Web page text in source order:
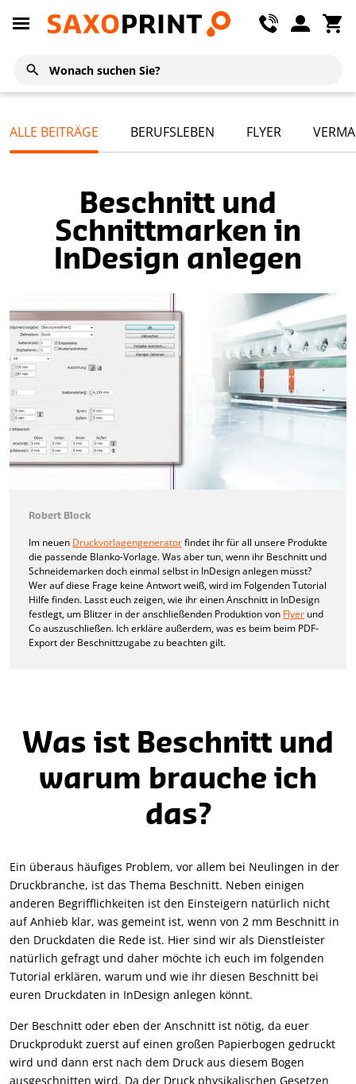
ALLE BEITRÄGE BERUFSLEBEN FLYER
Beschnitt und
Schnittmarken in
InDesign anlegen
Robert Block
Im neuen Druckvorlagengeneratorfindet ihr für all unsere Produkte
die passende Blanko-Vorlage. Was aber tun, wenn ihr Beschnitt und
Schneidemarken doch einmal selbst in InDesign anlegen müsst?
Wer auf diese Frage keine Antwort weiß, wird im Folgenden Tutorial
Hilfe finden. Lasst euch zeigen, wie ihr einen Anschnitt in InDesign
festlegt, um Blitzer in der anschließenden Produktion von Flyer und
Co auszuschließen. Ich erkläre außerdem, was es beim beim PDF-
Export der Beschnittzugabe zu beachten gilt.
Was ist Beschnitt und
warum brauche ich
das?
Ein überaus häufiges Problem, vor allem bei Neulingen in der
Druckbranche, ist das Thema Beschnitt. Neben einigen
anderen Begrifflichkeiten ist den Einsteigern natürlich nicht
auf Anhieb klar, was gemeint ist, wenn von 2 mm Beschnitt in
den Druckdaten die Rede ist. Hier sind wir als Dienstleister
natürlich gefragt und daher möchte ich euch im folgenden
Tutorial erklären, warum und wie ihr diesen Beschnitt bei
euren Druckdaten in InDesign anlegen könnt.
Der Beschnitt oder eben der Anschnitt ist nötig, da euer
Druckprodukt zuerst auf einen großen Papierbogen gedruckt
wird und dann erst nach dem Druck aus diesem Bogen
ausgeschnitten wird. Da der Druck physikalischen Gesetzen